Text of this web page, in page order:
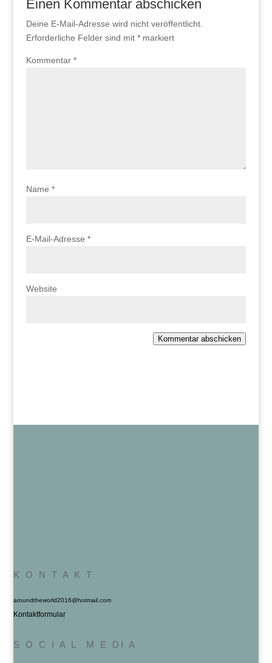
Einen Kommentar abschicken
Deine E-Mail-Adresse wird nicht veröffentlicht.
Erforderliche Felder sind mit *markiert
Kommentar *
Name *
E-Mail-Adresse *
Website
Kommentar abschicken
K O N T A K T
aroundtheworld2016@hotmail.com
Kontaktformular
S O C I A L M E DI A